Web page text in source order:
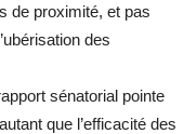
de proximité, et pas
des
sénatorial pointe
que l’efficacité des